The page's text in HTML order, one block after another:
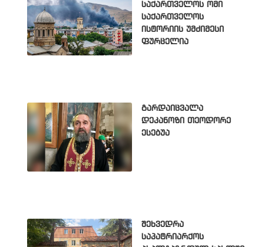
საქართველოს ომი
საქართველოს
ისტორიის უმძიმესი
ფურცელია
გარდაიცვალა
დეკანოზი თეოდორე
ესებუა
შეხვედრა
საპატრიარქოს